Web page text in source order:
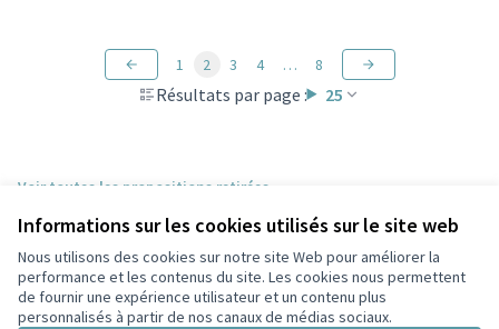
Informations sur les cookies utilisés sur le site web
Nous utilisons des cookies sur notre site Web pour améliorer la
performance et les contenus du site. Les cookies nous permettent
de fournir une expérience utilisateur et un contenu plus
personnalisés à partir de nos canaux de médias sociaux.
Résultats par page : 25
1 2 3 4 … 8
Voir toutes les propositions retirées
Conditions d'utilisation
Paramètres des cookies
Participez Villeurbanne sur X
Participez Villeurbanne sur Facebook
Participez Villeurbanne sur Instagram
Participez Villeurbanne sur YouTube